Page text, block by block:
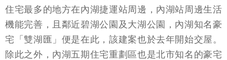
住宅最多的地方在內湖捷運站周邊，內湖站周邊生活
機能完善，且鄰近碧湖公園及大湖公園，內湖知名豪
宅「雙湖匯」便是在此，該建案也於去年開始交屋。
除此之外，內湖五期住宅重劃區也是北市知名的豪宅